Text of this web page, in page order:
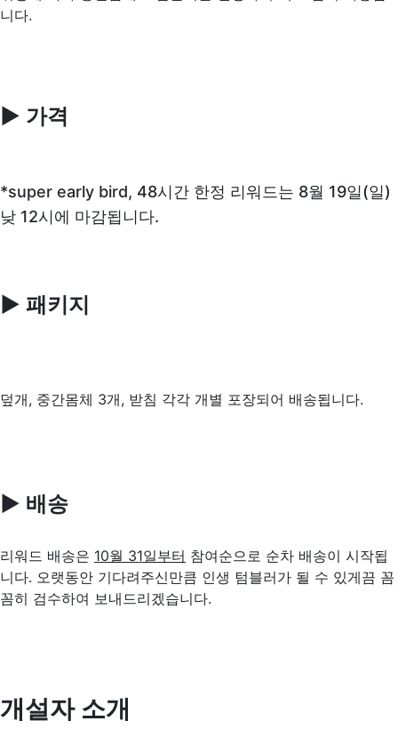
니다.
▶ 가격
*super early bird, 48시간 한정 리워드는 8월 19일(일)
낮 12시에 마감됩니다.
▶ 패키지
덮개, 중간몸체 3개, 받침 각각 개별 포장되어 배송됩니다.
▶ 배송
리워드 배송은 10월 31일부터 참여순으로 순차 배송이 시작됩
니다. 오랫동안 기다려주신만큼 인생 텀블러가 될 수 있게끔 꼼
꼼히 검수하여 보내드리겠습니다.
개설자 소개